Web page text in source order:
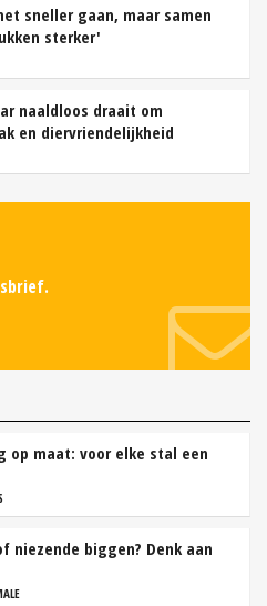
sneller gaan, maar samen
sterker'
naaldloos draait om
en diervriendelijkheid
op maat: voor elke stal een
niezende biggen? Denk aan